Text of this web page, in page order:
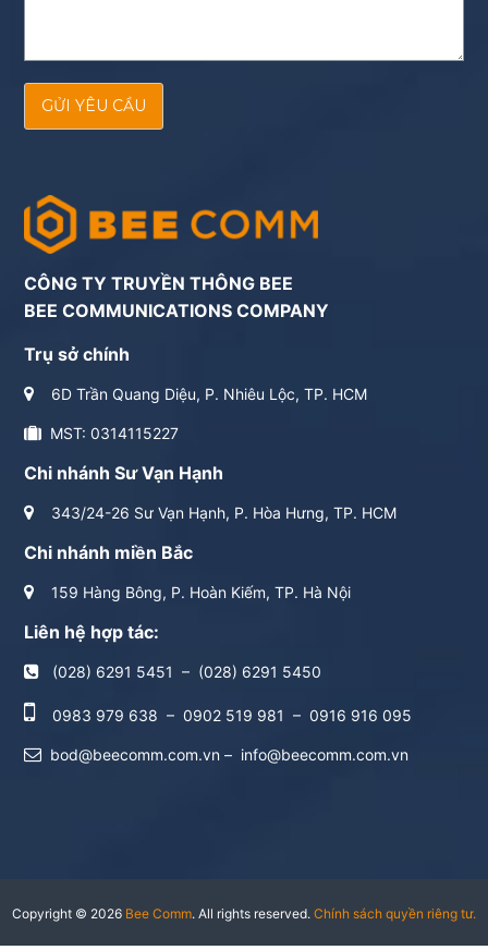
GỬI YÊU CẦU
CÔNG TY TRUYỀN THÔNG BEE
BEE COMMUNICATIONS COMPANY
Trụ sở chính
6D Trần Quang Diệu, P. Nhiêu Lộc, TP. HCM
MST: 0314115227
Chi nhánh Sư Vạn Hạnh
343/24-26 Sư Vạn Hạnh, P. Hòa Hưng, TP. HCM
Chi nhánh miền Bắc
159 Hàng Bông, P. Hoàn Kiếm, TP. Hà Nội
Liên hệ hợp tác:
(028) 6291 5451 – (028) 6291 5450
0983 979 638 – 0902 519 981 – 0916 916 095
bod@beecomm.com.vn – info@beecomm.com.vn
Copyright © 2026 Bee Comm. All rights reserved. Chính sách quyền riêng tư.